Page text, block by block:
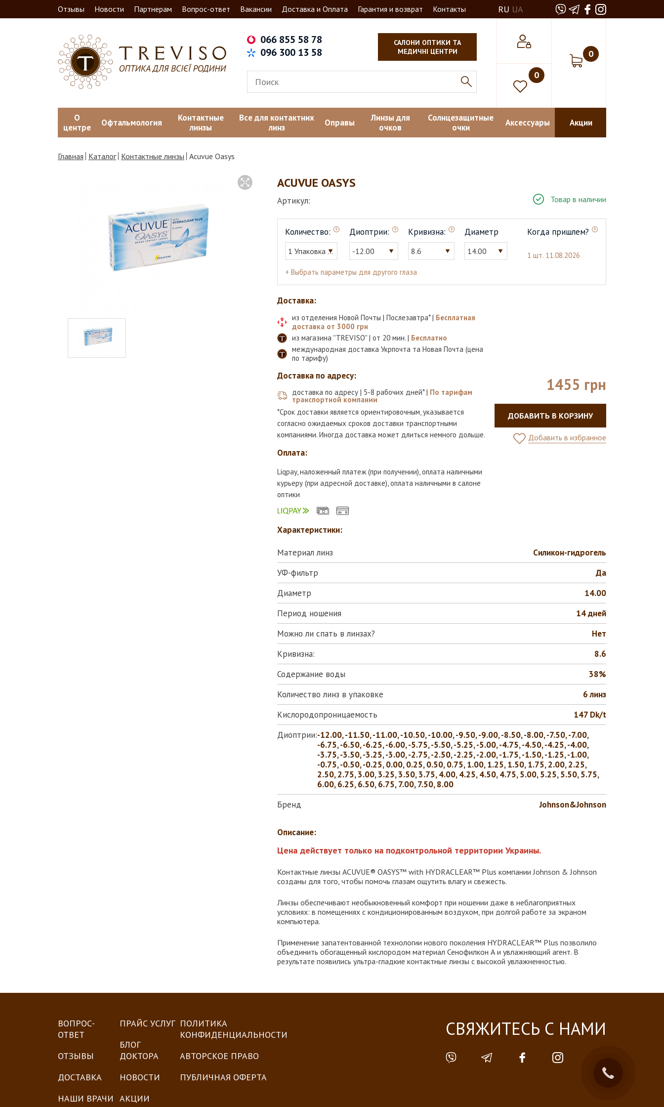
Отзывы Новости Партнерам Вопрос-ответ Вакансии Доставка и Оплата Гарантия и возврат Контакты RU UA
066 855 58 78
096 300 13 58
САЛОНИ ОПТИКИ ТА
МЕДИЧНІ ЦЕНТРИ
0
0
О
центре
Офтальмология
Контактные
линзы
Все для контактних
линз
Оправы
Линзы для
очков
Солнцезащитные
очки
Аксессуары Акции
Главная Каталог Контактные линзы Acuvue Oasys
ACUVUE OASYS
Артикул: Товар в наличии
Количество:
1 Упаковка (6шт)
Диоптрии:
-12.00
Кривизна:
8.6
Диаметр
14.00
Когда пришлем?
1 шт. 11.08.2026
+ Выбрать параметры для другого глаза
Доставка:
из отделения Новой Почты | Послезавтра* | Бесплатная
доставка от 3000 грн
из магазина ''TREVISO'' | от 20 мин. | Бесплатно
международная доставка Укрпочта та Новая Почта (цена
по тарифу)
Доставка по адресу:
доставка по адресу | 5-8 рабочих дней* | По тарифам
транспортной компании
*Срок доставки является ориентировочным, указывается
согласно ожидаемых сроков доставки транспортными
компаниями. Иногда доставка может длиться немного дольше.
Оплата:
Liqpay, наложенный платеж (при получении), оплата наличными
курьеру (при адресной доставке), оплата наличными в салоне
оптики
1455 грн
ДОБАВИТЬ В КОРЗИНУ
Добавить в избранное
Характеристики:
Материал линз
Силикон-гидрогель
УФ-фильтр
Да
Диаметр
14.00
Период ношения
14 дней
Можно ли спать в линзах?
Нет
Кривизна:
8.6
Содержание воды
38%
Количество линз в упаковке
6 линз
Кислородопроницаемость
147 Dk/t
Диоптрии:-12.00, -11.50, -11.00, -10.50, -10.00, -9.50, -9.00, -8.50, -8.00, -7.50, -7.00,
-6.75, -6.50, -6.25, -6.00, -5.75, -5.50, -5.25, -5.00, -4.75, -4.50, -4.25, -4.00,
-3.75, -3.50, -3.25, -3.00, -2.75, -2.50, -2.25, -2.00, -1.75, -1.50, -1.25, -1.00,
-0.75, -0.50, -0.25, 0.00, 0.25, 0.50, 0.75, 1.00, 1.25, 1.50, 1.75, 2.00, 2.25,
2.50, 2.75, 3.00, 3.25, 3.50, 3.75, 4.00, 4.25, 4.50, 4.75, 5.00, 5.25, 5.50, 5.75,
6.00, 6.25, 6.50, 6.75, 7.00, 7.50, 8.00
Бренд
Johnson&Johnson
Описание:
Цена действует только на подконтрольной территории Украины.
Контактные линзы ACUVUE® OASYS™ with HYDRACLEAR™ Plus компании Johnson & Johnson
созданы для того, чтобы помочь глазам ощутить влагу и свежесть.
Линзы обеспечивают необыкновенный комфорт при ношении даже в неблагоприятных
условиях: в помещениях с кондиционированным воздухом, при долгой работе за экраном
компьютера.
Применение запатентованной технологии нового поколения HYDRACLEAR™ Plus позволило
объединить обогащенный кислородом материал Сенофилкон А и увлажняющий агент. В
результате появились ультра-гладкие контактные линзы с высокой увлажненностью.
ВОПРОС-
ОТВЕТ
ОТЗЫВЫ
ДОСТАВКА
НАШИ ВРАЧИ
ПРАЙС УСЛУГ
БЛОГ
ДОКТОРА
НОВОСТИ
АКЦИИ
ПОЛИТИКА
КОНФИДЕНЦИАЛЬНОСТИ
АВТОРСКОЕ ПРАВО
ПУБЛИЧНАЯ ОФЕРТА
СВЯЖИТЕСЬ С НАМИ